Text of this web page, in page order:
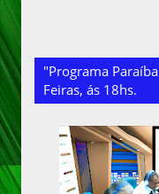
"Programa
Feiras, ás 18hs.